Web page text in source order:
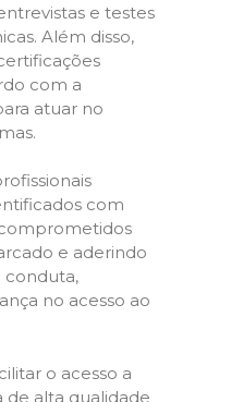
e testes
Além disso,
com a
atuar no
com
e aderindo
conduta,
no acesso ao
o acesso a
de alta qualidade